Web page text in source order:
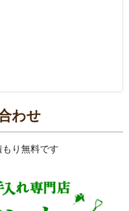
わせ
り無料です